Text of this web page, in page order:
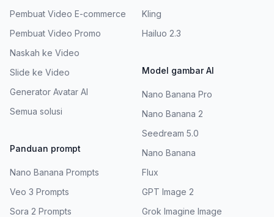
Pembuat Video E-commerce
Pembuat Video Promo
Naskah ke Video
Slide ke Video
Generator Avatar AI
Semua solusi
Panduan prompt
Nano Banana Prompts
Veo 3 Prompts
Sora 2 Prompts
Kling
Hailuo 2.3
Model gambar AI
Nano Banana Pro
Nano Banana 2
Seedream 5.0
Nano Banana
Flux
GPT Image 2
Grok Imagine Image